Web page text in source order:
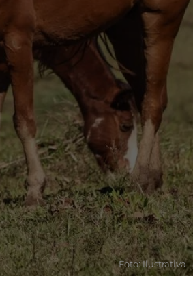
Foto: Ilustrativa